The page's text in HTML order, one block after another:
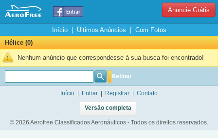
Anuncie Grátis
Início| Últimos Anúncios
Com Fotos
Hélice (0)
Nenhum anúncio que correspondesse à sua busca foi encontrado!
Refinar
Início Entrar Registrar Contato
Versão completa
© 2026 Aerofree Classificados Aeronáuticos - Todos os direitos reservados.